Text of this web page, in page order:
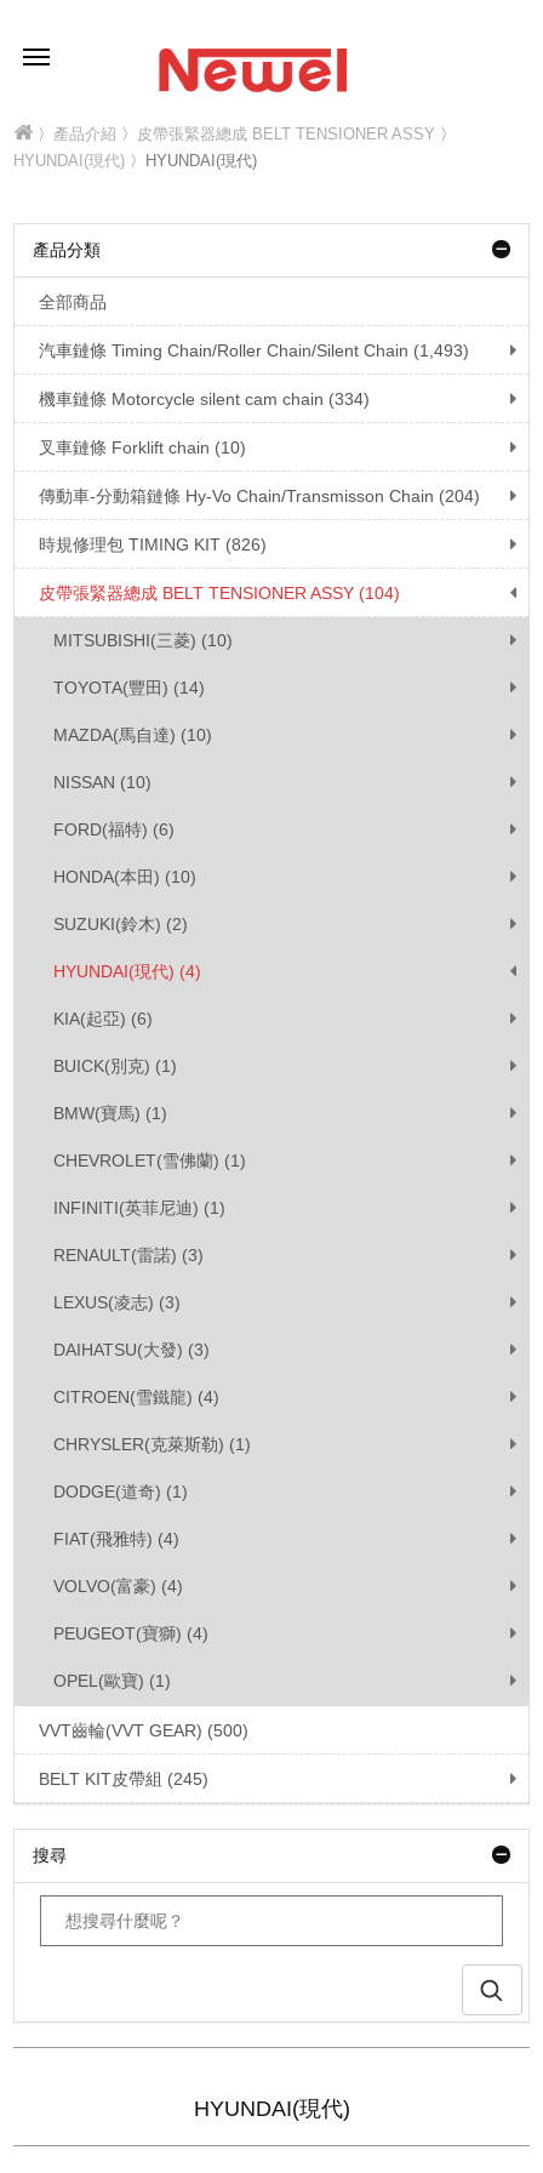
〉 產品介紹 〉 皮帶張緊器總成 BELT TENSIONER ASSY 〉
HYUNDAI(現代) 〉HYUNDAI(現代)
產品分類
全部商品
汽車鏈條 Timing Chain/Roller Chain/Silent Chain (1,493)
機車鏈條 Motorcycle silent cam chain (334)
叉車鏈條 Forklift chain (10)
傳動車-分動箱鏈條 Hy-Vo Chain/Transmisson Chain (204)
時規修理包 TIMING KIT (826)
皮帶張緊器總成 BELT TENSIONER ASSY (104)
MITSUBISHI(三菱) (10)
TOYOTA(豐田) (14)
MAZDA(馬自達) (10)
NISSAN (10)
FORD(福特) (6)
HONDA(本田) (10)
SUZUKI(鈴木) (2)
HYUNDAI(現代) (4)
KIA(起亞) (6)
BUICK(別克) (1)
BMW(寶馬) (1)
CHEVROLET(雪佛蘭) (1)
INFINITI(英菲尼迪) (1)
RENAULT(雷諾) (3)
LEXUS(凌志) (3)
DAIHATSU(大發) (3)
CITROEN(雪鐵龍) (4)
CHRYSLER(克萊斯勒) (1)
DODGE(道奇) (1)
FIAT(飛雅特) (4)
VOLVO(富豪) (4)
PEUGEOT(寶獅) (4)
OPEL(歐寶) (1)
VVT齒輪(VVT GEAR) (500)
BELT KIT皮帶組 (245)
搜尋
HYUNDAI(現代)